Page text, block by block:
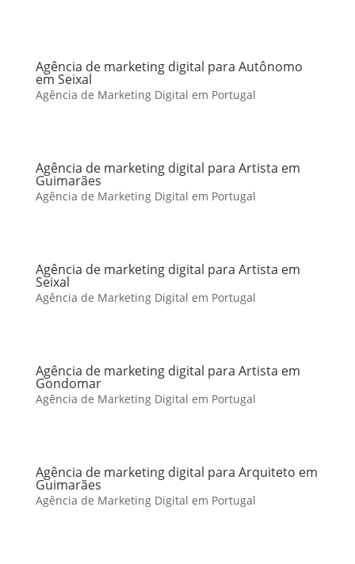
Agência de marketing digital para Autônomo
em Seixal
Agência de Marketing Digital em Portugal
Agência de marketing digital para Artista em
Guimarães
Agência de Marketing Digital em Portugal
Agência de marketing digital para Artista em
Seixal
Agência de Marketing Digital em Portugal
Agência de marketing digital para Artista em
Gondomar
Agência de Marketing Digital em Portugal
Agência de marketing digital para Arquiteto em
Guimarães
Agência de Marketing Digital em Portugal